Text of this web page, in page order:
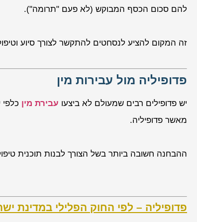
להם סכום הכסף המבוקש (לא פעם "תרומה").
זה המקום להציע לנסחטים להתקשר לצורך סיוע
פדופיליה מול עבירות מין
יש פדופילים רבים שמעולם לא ביצעו עבירת מין
מאשר פדופיליה.
ההבחנה חשובה ביותר בשל הצורך לבנות תוכנית
פדופיליה – לפי החוק הפלילי במדינת